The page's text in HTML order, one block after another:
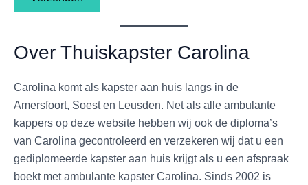
Over Thuiskapster Carolina
Carolina komt als kapster aan huis langs in de
Amersfoort, Soest en Leusden. Net als alle ambulante
kappers op deze website hebben wij ook de diploma’s
van Carolina gecontroleerd en verzekeren wij dat u een
gediplomeerde kapster aan huis krijgt als u een afspraak
boekt met ambulante kapster Carolina. Sinds 2002 is